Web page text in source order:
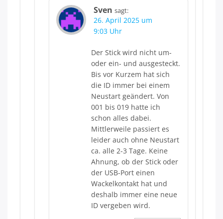
Sven sagt:
26. April 2025 um
9:03 Uhr
Der Stick wird nicht um-
oder ein- und ausgesteckt.
Bis vor Kurzem hat sich
die ID immer bei einem
Neustart geändert. Von
001 bis 019 hatte ich
schon alles dabei.
Mittlerweile passiert es
leider auch ohne Neustart
ca. alle 2-3 Tage. Keine
Ahnung, ob der Stick oder
der USB-Port einen
Wackelkontakt hat und
deshalb immer eine neue
ID vergeben wird.